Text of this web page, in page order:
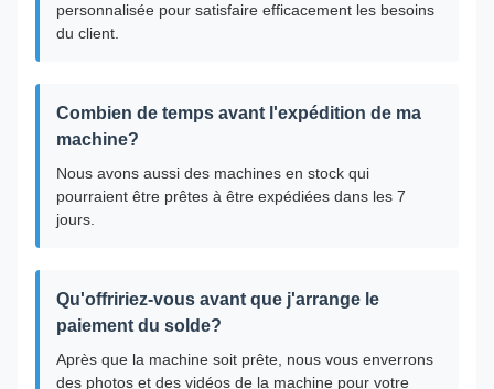
personnalisée pour satisfaire efficacement les besoins
du client.
Combien de temps avant l'expédition de ma
machine?
Nous avons aussi des machines en stock qui
pourraient être prêtes à être expédiées dans les 7
jours.
Qu'offririez-vous avant que j'arrange le
paiement du solde?
Après que la machine soit prête, nous vous enverrons
des photos et des vidéos de la machine pour votre